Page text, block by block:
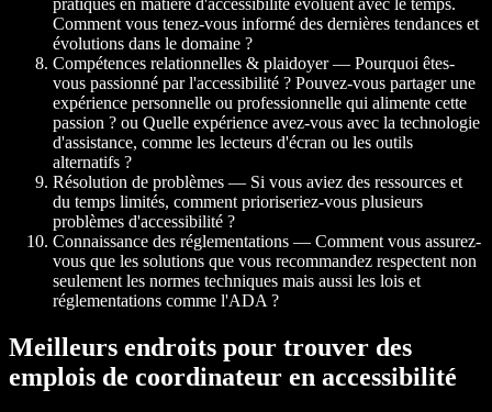
pratiques en matière d'accessibilité évoluent avec le temps.
Comment vous tenez-vous informé des dernières tendances et
évolutions dans le domaine ?
Compétences relationnelles & plaidoyer — Pourquoi êtes-
vous passionné par l'accessibilité ? Pouvez-vous partager une
expérience personnelle ou professionnelle qui alimente cette
passion ? ou Quelle expérience avez-vous avec la technologie
d'assistance, comme les lecteurs d'écran ou les outils
alternatifs ?
Résolution de problèmes — Si vous aviez des ressources et
du temps limités, comment prioriseriez-vous plusieurs
problèmes d'accessibilité ?
Connaissance des réglementations — Comment vous assurez-
vous que les solutions que vous recommandez respectent non
seulement les normes techniques mais aussi les lois et
réglementations comme l'ADA ?
Meilleurs endroits pour trouver des
emplois de coordinateur en accessibilité